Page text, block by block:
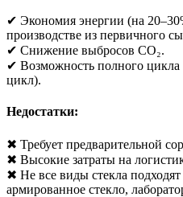
✔ Экономия энергии (на
производстве из первичного
✔ Снижение выбросов CO₂.
✔ Возможность полного цикла
цикл).
Недостатки:
✖ Требует предварительной
✖ Высокие затраты на
✖ Не все виды стекла
армированное стекло,